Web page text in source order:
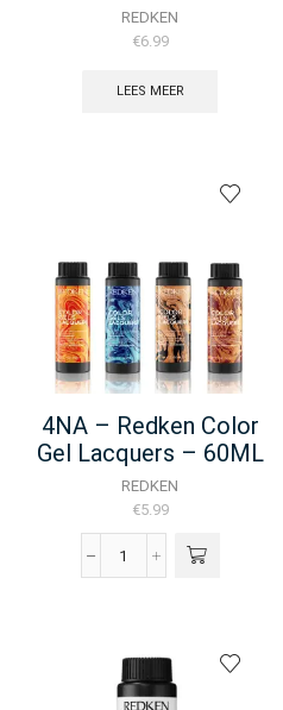
REDKEN
€6.99
LEES MEER
4NA – Redken Color
Gel Lacquers – 60ML
REDKEN
€5.99
4NA
Gel
Lacquers
-